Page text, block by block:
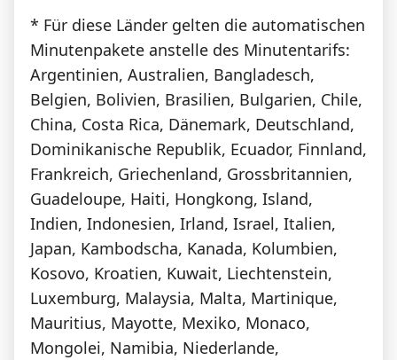
* Für diese Länder gelten die automatischen
Minutenpakete anstelle des Minutentarifs:
Argentinien, Australien, Bangladesch,
Belgien, Bolivien, Brasilien, Bulgarien, Chile,
China, Costa Rica, Dänemark, Deutschland,
Dominikanische Republik, Ecuador, Finnland,
Frankreich, Griechenland, Grossbritannien,
Guadeloupe, Haiti, Hongkong, Island,
Indien, Indonesien, Irland, Israel, Italien,
Japan, Kambodscha, Kanada, Kolumbien,
Kosovo, Kroatien, Kuwait, Liechtenstein,
Luxemburg, Malaysia, Malta, Martinique,
Mauritius, Mayotte, Mexiko, Monaco,
Mongolei, Namibia, Niederlande,